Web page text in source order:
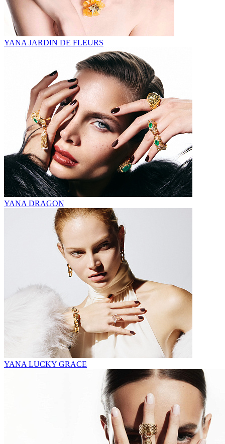
YANA JARDIN DE FLEURS
YANA DRAGON
YANA LUCKY GRACE